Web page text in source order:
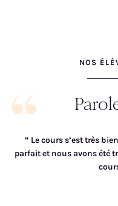
NOS
“ Le cours s’est très
parfait et nous avons été